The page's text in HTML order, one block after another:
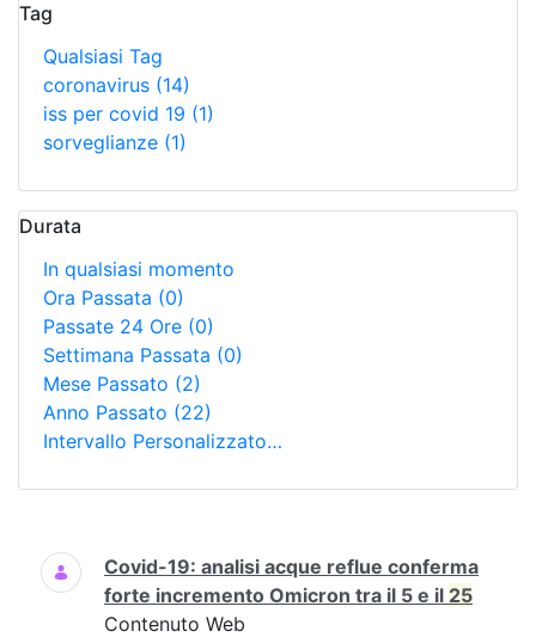
Tag
Qualsiasi Tag
coronavirus (14)
iss per covid 19 (1)
sorveglianze (1)
Durata
In qualsiasi momento
Ora Passata (0)
Passate 24 Ore (0)
Settimana Passata (0)
Mese Passato (2)
Anno Passato (22)
Intervallo Personalizzato…
Ricerca
Covid-19: analisi acque reflue conferma
forte incremento Omicron tra il 5 e il 25
Contenuto Web